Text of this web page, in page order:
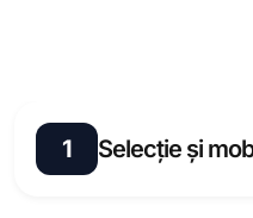
1 Selecție și